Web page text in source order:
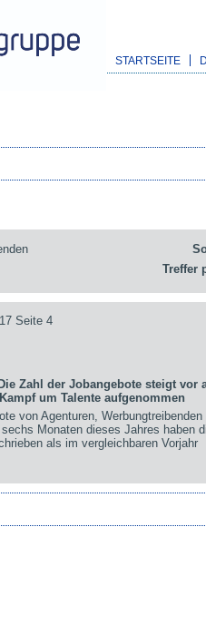
STARTSEITE
Treffer
Seite 4
Zahl der Jobangebote steigt vor
um Talente aufgenommen
von Agenturen,
Monaten dieses Jahres haben
als im vergleichbaren Vorjahr